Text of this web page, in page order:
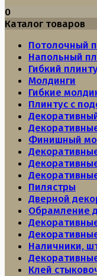
0
Каталог товаров
Потолочный
Напольный
Гибкий
Молдинги
Гибкие
Плинтус с
Финишный
Пилястры
Дверной
Обрамление
Наличники,
Клей